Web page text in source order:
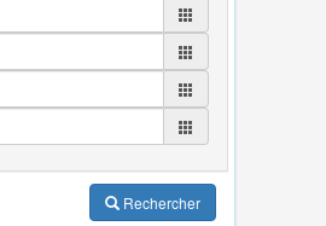
Rechercher